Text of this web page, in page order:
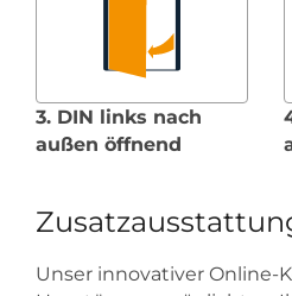
3. DIN links nach
außen öffnend
Unser innovativer Online-